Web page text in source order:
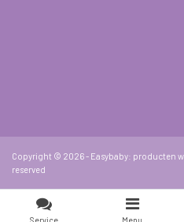
Copyright © 2026 - Easybaby: producten
reserved